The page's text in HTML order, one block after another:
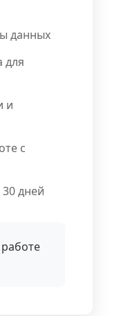
данных
для
и
с
дней
работе